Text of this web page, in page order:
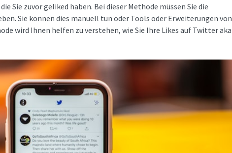
Sie zuvor geliked haben. Bei dieser Methode müssen Sie die
Sie können dies manuell tun oder Tools oder Erweiterungen von
wird Ihnen helfen zu verstehen, wie Sie Ihre Likes auf Twitter aka